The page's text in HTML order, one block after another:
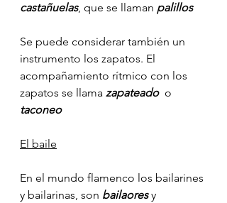
castañuelas, que se llaman palillos
Se puede considerar también un
instrumento los zapatos. El
acompañamiento rítmico con los
zapatos se llama zapateado o
taconeo
El baile
En el mundo flamenco los bailarines
y bailarinas, son bailaores y